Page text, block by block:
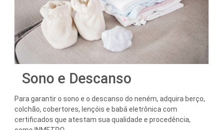
Sono e Descanso
Para garantir o sono e o descanso do neném, adquira berço,
colchão, cobertores, lençóis e babá eletrônica com
certificados que atestam sua qualidade e procedência,